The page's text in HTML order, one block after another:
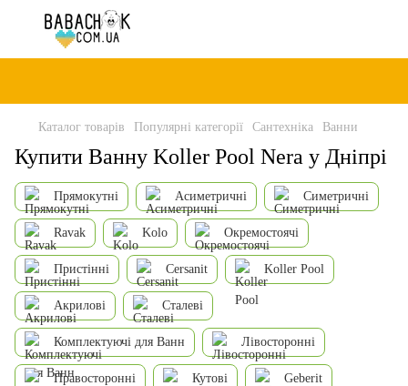
Каталог товарів Популярні категорії Сантехніка Ванни
Купити Ванну Koller Pool Nera у Дніпрі
Прямокутні Асиметричні Симетричні
Ravak Kolo Окремостоячі
Пристінні Cersanit Koller Pool
Акрилові Сталеві
Комплектуючі для Ванн Лівосторонні
Правосторонні Кутові Geberit